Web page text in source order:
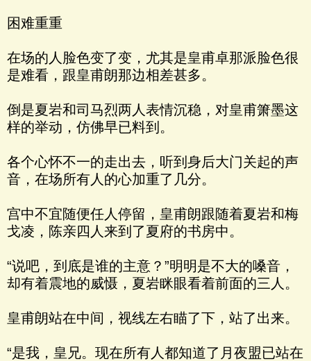
困难重重
在场的人脸色变了变，尤其是皇甫卓那派脸色很
是难看，跟皇甫朗那边相差甚多。
倒是夏岩和司马烈两人表情沉稳，对皇甫箫墨这
样的举动，仿佛早已料到。
各个心怀不一的走出去，听到身后大门关起的声
音，在场所有人的心加重了几分。
宫中不宜随便任人停留，皇甫朗跟随着夏岩和梅
戈凌，陈亲四人来到了夏府的书房中。
“说吧，到底是谁的主意？”明明是不大的嗓音，
却有着震地的威慑，夏岩眯眼看着前面的三人。
皇甫朗站在中间，视线左右瞄了下，站了出来。
“是我，皇兄。现在所有人都知道了月夜盟已站在